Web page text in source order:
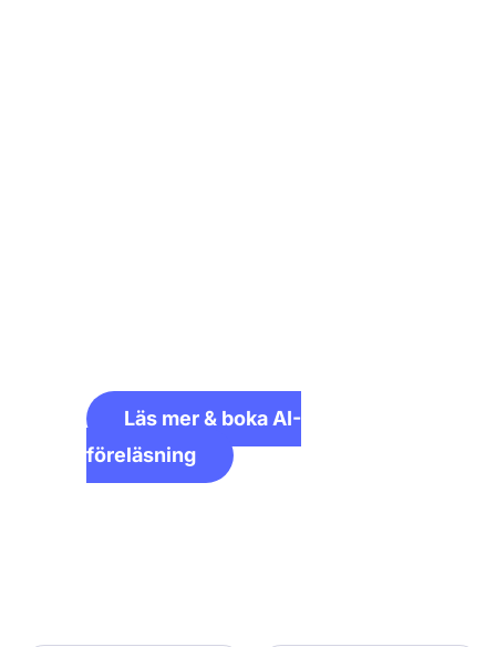
Läs mer & boka AI-
föreläsning